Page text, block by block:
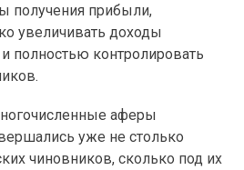
получения прибыли,
увеличивать доходы
полностью контролировать
аферы
уже не столько
чиновников, сколько под их